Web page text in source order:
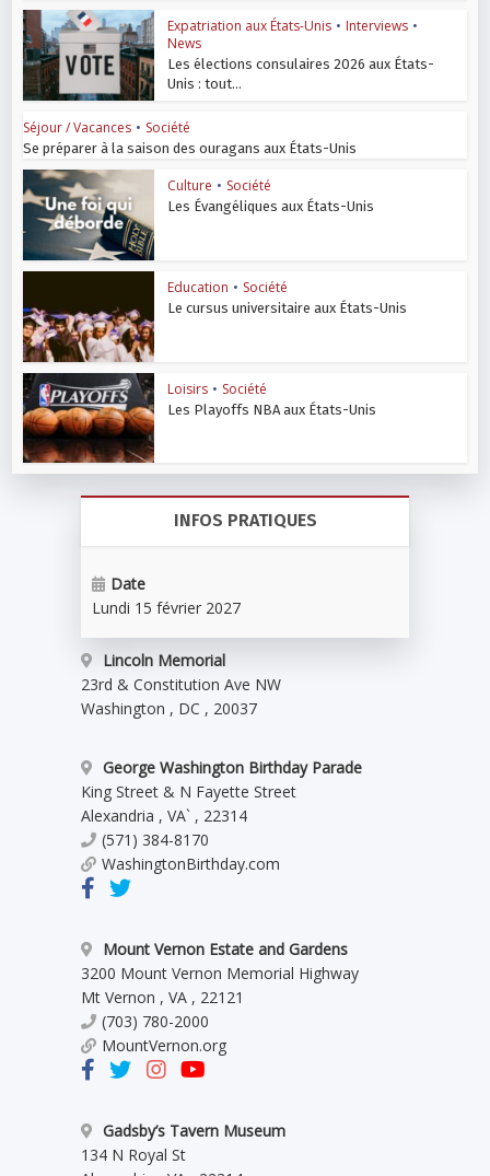
Expatriation aux États-Unis • Interviews •
News
Les élections consulaires 2026 aux États-
Unis : tout...
Séjour / Vacances • Société
Se préparer à la saison des ouragans aux États-Unis
Culture • Société
Les Évangéliques aux États-Unis
Education • Société
Le cursus universitaire aux États-Unis
Loisirs • Société
Les Playoffs NBA aux États-Unis
INFOS PRATIQUES
Date
Lundi 15 février 2027
Lincoln Memorial
23rd & Constitution Ave NW
Washington , DC , 20037
George Washington Birthday Parade
King Street & N Fayette Street
Alexandria , VA` , 22314
(571) 384-8170
WashingtonBirthday.com
Mount Vernon Estate and Gardens
3200 Mount Vernon Memorial Highway
Mt Vernon , VA , 22121
(703) 780-2000
MountVernon.org
Gadsby’s Tavern Museum
134 N Royal St